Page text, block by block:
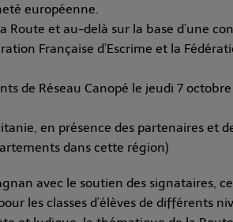
européenne.
Route et au-delà sur la base d’une
Française d’Escrime et la
de Réseau Canopé le jeudi 7
en présence des partenaires et
dans cette région)
avec le soutien des signataires,
les classes d’élèves de différents